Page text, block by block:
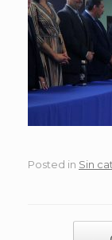
Posted in Sin